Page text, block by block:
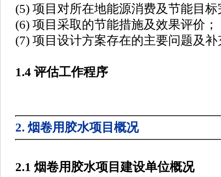
(5) 项目对所在地能源消费及节能目
(6) 项目采取的节能措施及效果评价；
(7) 项目设计方案存在的主要问题及
1.4 评估工作程序
2. 烟卷用胶水项目概况
2.1 烟卷用胶水项目建设单位概况